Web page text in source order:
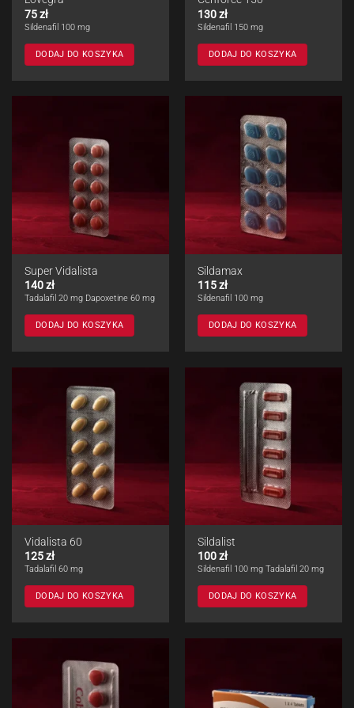
75zł
Sildenafil 100 mg
DODAJ DO KOSZYKA
130zł
Sildenafil 150 mg
DODAJ DO KOSZYKA
Super Vidalista
140zł
Tadalafil 20 mg Dapoxetine 60 mg
DODAJ DO KOSZYKA
Sildamax
115zł
Sildenafil 100 mg
DODAJ DO KOSZYKA
Vidalista 60
125zł
Tadalafil 60 mg
DODAJ DO KOSZYKA
Sildalist
100zł
Sildenafil 100 mg Tadalafil 20 mg
DODAJ DO KOSZYKA